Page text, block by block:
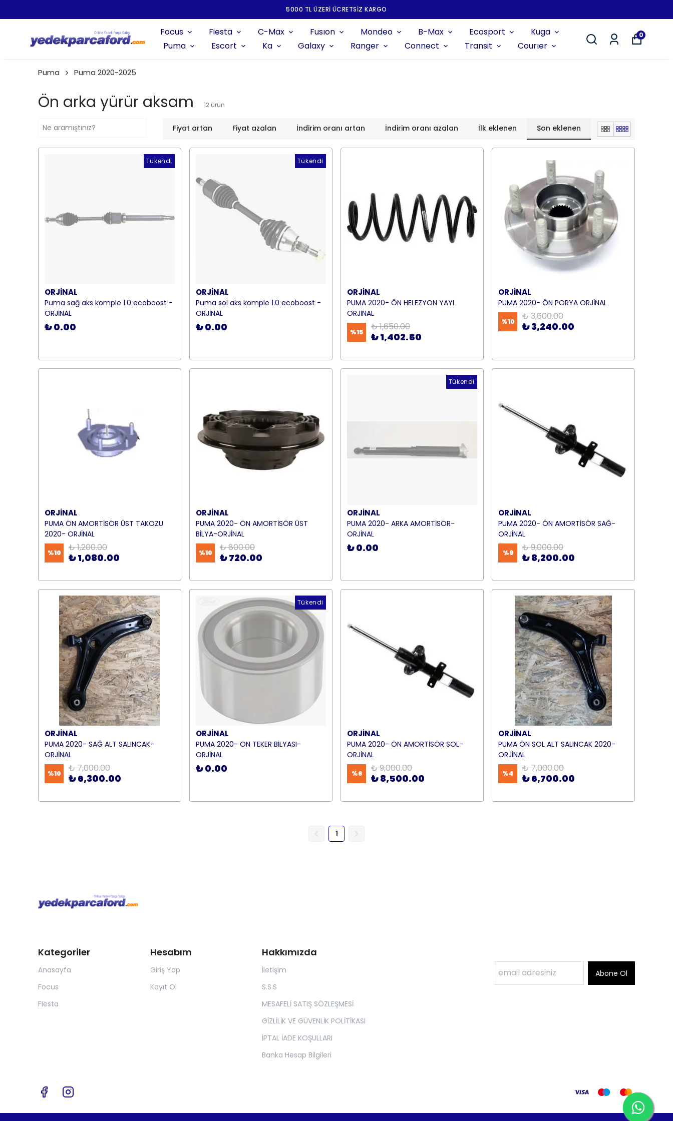
5000 TL ÜZERI ÜCRETSIZ KARGO
Focus Fiesta C-Max Fusıon Mondeo B-Max Ecosport
Kuga
Puma
Escort Ka Galaxy Ranger Connect Transit Courıer
0
Puma Puma 2020-2025
Ön arka yürür aksam 12 ürün
Fiyat artan Fiyat azalan İndirim oranı artan İndirim oranı azalan İlk eklenen Son eklenen
Tükendi
ORJİNAL
Puma sağ aks komple 1.0 ecoboost -
ORJİNAL
₺ 0.00
Tükendi
ORJİNAL
Puma sol aks komple 1.0 ecoboost -
ORJİNAL
₺ 0.00
ORJİNAL
PUMA 2020- ÖN HELEZYON YAYI
ORJİNAL
%15 ₺ 1,650.00
₺ 1,402.50
ORJİNAL
PUMA 2020- ÖN PORYA ORJİNAL
%10 ₺ 3,600.00
₺ 3,240.00
ORJİNAL
PUMA ÖN AMORTİSÖR ÜST TAKOZU
2020- ORJİNAL
%10 ₺ 1,200.00
₺ 1,080.00
ORJİNAL
PUMA 2020- ÖN AMORTİSÖR ÜST
BİLYA-ORJİNAL
%10 ₺ 800.00
₺ 720.00
Tükendi
ORJİNAL
PUMA 2020- ARKA AMORTİSÖR-
ORJİNAL
₺ 0.00
ORJİNAL
PUMA 2020- ÖN AMORTİSÖR SAĞ-
ORJİNAL
%9 ₺ 9,000.00
₺ 8,200.00
ORJİNAL
PUMA 2020- SAĞ ALT SALINCAK-
ORJİNAL
%10 ₺ 7,000.00
₺ 6,300.00
Tükendi
ORJİNAL
PUMA 2020- ÖN TEKER BİLYASI-
ORJİNAL
₺ 0.00
ORJİNAL
PUMA 2020- ÖN AMORTİSÖR SOL-
ORJİNAL
%6 ₺ 9,000.00
₺ 8,500.00
ORJİNAL
PUMA ÖN SOL ALT SALINCAK 2020-
ORJİNAL
%4 ₺ 7,000.00
₺ 6,700.00
1
Kategoriler
Anasayfa
Focus
Fiesta
Hesabım
Giriş Yap
Kayıt Ol
Hakkımızda
İletişim
S.S.S
MESAFELİ SATIŞ SÖZLEŞMESİ
GİZLİLİK VE GÜVENLİK POLİTİKASI
İPTAL İADE KOŞULLARI
Banka Hesap Bilgileri
Abone Ol